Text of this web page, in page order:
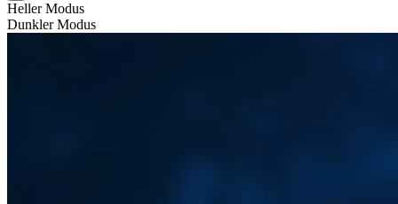
Heller Modus
Dunkler Modus